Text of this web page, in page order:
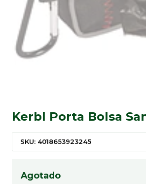
Kerbl Porta Bolsa
SKU: 4018653923245
Agotado